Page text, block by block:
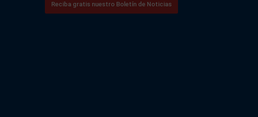
Reciba gratis nuestro Boletín de Noticias